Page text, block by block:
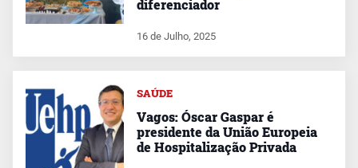
diferenciador
16 de Julho, 2025
SAÚDE
Vagos: Óscar Gaspar é
presidente da União Europeia
de Hospitalização Privada